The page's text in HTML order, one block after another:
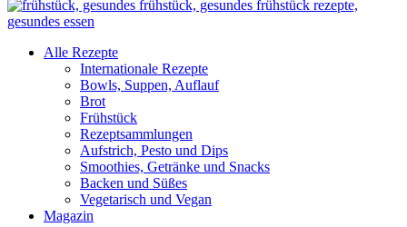
Alle Rezepte
Internationale Rezepte
Bowls, Suppen, Auflauf
Brot
Frühstück
Rezeptsammlungen
Aufstrich, Pesto und Dips
Smoothies, Getränke und Snacks
Backen und Süßes
Vegetarisch und Vegan
Magazin